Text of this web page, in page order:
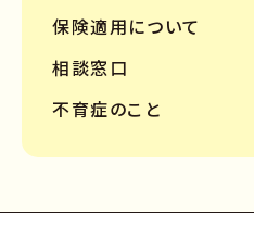
保険適用について
相談窓口
不育症のこと